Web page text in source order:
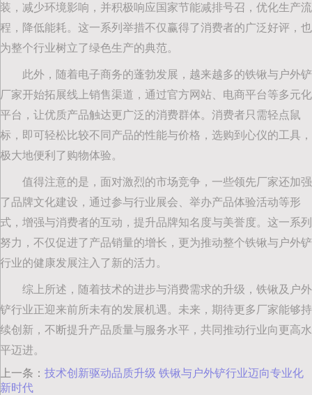
装，减少环境影响，并积极响应国家节能减排号召，优化生产流
程，降低能耗。这一系列举措不仅赢得了消费者的广泛好评，也
为整个行业树立了绿色生产的典范。
此外，随着电子商务的蓬勃发展，越来越多的铁锹与户外铲
厂家开始拓展线上销售渠道，通过官方网站、电商平台等多元化
平台，让优质产品触达更广泛的消费群体。消费者只需轻点鼠
标，即可轻松比较不同产品的性能与价格，选购到心仪的工具，
极大地便利了购物体验。
值得注意的是，面对激烈的市场竞争，一些领先厂家还加强
了品牌文化建设，通过参与行业展会、举办产品体验活动等形
式，增强与消费者的互动，提升品牌知名度与美誉度。这一系列
努力，不仅促进了产品销量的增长，更为推动整个铁锹与户外铲
行业的健康发展注入了新的活力。
综上所述，随着技术的进步与消费需求的升级，铁锹及户外
铲行业正迎来前所未有的发展机遇。未来，期待更多厂家能够持
续创新，不断提升产品质量与服务水平，共同推动行业向更高水
平迈进。
上一条： ‌技术创新驱动品质升级 铁锹与户外铲行业迈向专业化
新时代